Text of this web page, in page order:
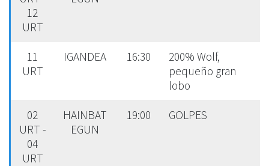
12
URT
11
URT
IGANDEA 16:30
200% Wolf,
pequeño gran
lobo
02
URT -
04
URT
HAINBAT
EGUN
19:00 GOLPES